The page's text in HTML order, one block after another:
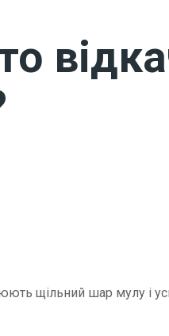
щільний шар мулу